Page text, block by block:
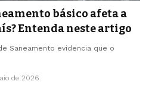
básico afeta a
Entenda neste artigo
Saneamento evidencia que o
de 2026